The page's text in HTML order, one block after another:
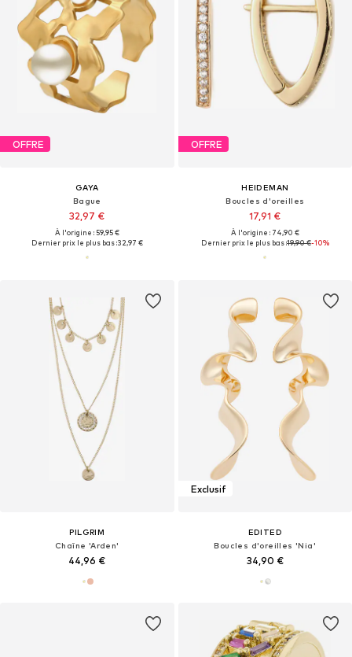
OFFRE
GAYA
Bague
32,97 €
À l'origine : 59,95 €
Dernier prix le plus bas :32,97 €
OFFRE
HEIDEMAN
Boucles d'oreilles
17,91 €
À l'origine : 74,90 €
Dernier prix le plus bas :19,90 €-10%
PILGRIM
Chaîne 'Arden'
44,96 €
Exclusif
EDITED
Boucles d'oreilles 'Nia'
34,90 €